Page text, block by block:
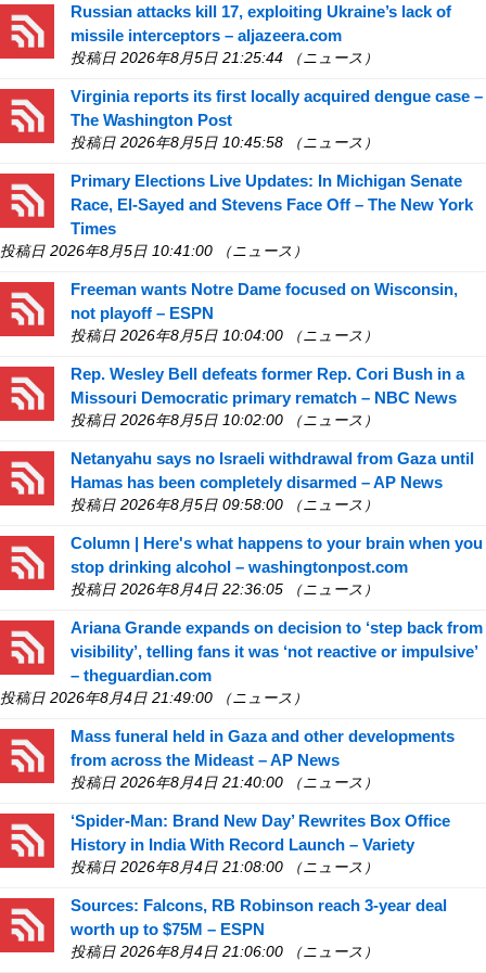
Russian attacks kill 17, exploiting Ukraine’s lack of
missile interceptors – aljazeera.com
投稿日 2026年8月5日 21:25:44 （ニュース）
Virginia reports its first locally acquired dengue case –
The Washington Post
投稿日 2026年8月5日 10:45:58 （ニュース）
Primary Elections Live Updates: In Michigan Senate
Race, El-Sayed and Stevens Face Off – The New York
Times
投稿日 2026年8月5日 10:41:00 （ニュース）
Freeman wants Notre Dame focused on Wisconsin,
not playoff – ESPN
投稿日 2026年8月5日 10:04:00 （ニュース）
Rep. Wesley Bell defeats former Rep. Cori Bush in a
Missouri Democratic primary rematch – NBC News
投稿日 2026年8月5日 10:02:00 （ニュース）
Netanyahu says no Israeli withdrawal from Gaza until
Hamas has been completely disarmed – AP News
投稿日 2026年8月5日 09:58:00 （ニュース）
Column | Here's what happens to your brain when you
stop drinking alcohol – washingtonpost.com
投稿日 2026年8月4日 22:36:05 （ニュース）
Ariana Grande expands on decision to ‘step back from
visibility’, telling fans it was ‘not reactive or impulsive’
– theguardian.com
投稿日 2026年8月4日 21:49:00 （ニュース）
Mass funeral held in Gaza and other developments
from across the Mideast – AP News
投稿日 2026年8月4日 21:40:00 （ニュース）
‘Spider-Man: Brand New Day’ Rewrites Box Office
History in India With Record Launch – Variety
投稿日 2026年8月4日 21:08:00 （ニュース）
Sources: Falcons, RB Robinson reach 3-year deal
worth up to $75M – ESPN
投稿日 2026年8月4日 21:06:00 （ニュース）